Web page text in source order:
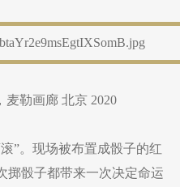
麦勒画廊 北京 2020
”。现场被布置成骰子的红
掷骰子都带来一次决定命运